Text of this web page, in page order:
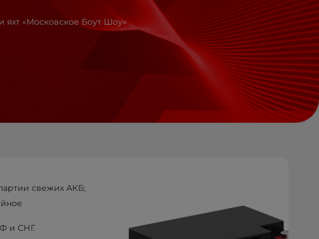
яхт «Московское Боут Шоу»
свежих АКБ;
и СНГ.